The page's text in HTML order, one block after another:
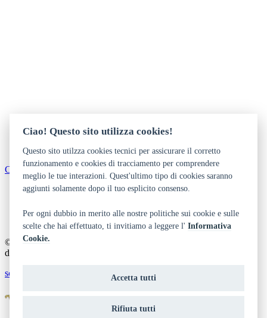
Come arrivare
Dichiarazione di accessibilità
Note legali e crediti
Art Bonus
© 2014 - 2026 TrentinoCultura - Ideazione e coordinamento a cura
del Dipartimento Cultura, Turismo, Promozione e Sport
scrivi alla redazione
Ciao! Questo sito utilizza cookies!
Questo sito utilzza cookies tecnici per assicurare il corretto
funzionamento e cookies di tracciamento per comprendere
meglio le tue interazioni. Quest'ultimo tipo di cookies saranno
aggiunti solamente dopo il tuo esplicito consenso.
Per ogni dubbio in merito alle nostre politiche sui cookie e sulle
scelte che hai effettuato, ti invitiamo a leggere l'Informativa
Cookie.
Accetta tutti
Rifiuta tutti